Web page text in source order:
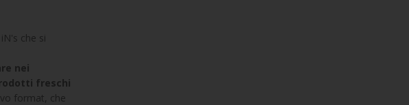
che si
nei
freschi
format, che